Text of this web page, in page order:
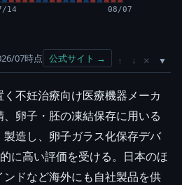
14 08/07
07時点 公式サイト → ↑ ↓ ×
不妊治療向け医療機器メーカ
卵子・胚の凍結保存に用いる
造し、卵子ガラス化保存デバ
に高い評価を受ける。日本のほ
ドなど海外にも自社製品を供